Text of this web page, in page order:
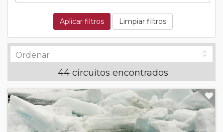
Aplicar filtros Limpiar filtros
44 circuitos encontrados